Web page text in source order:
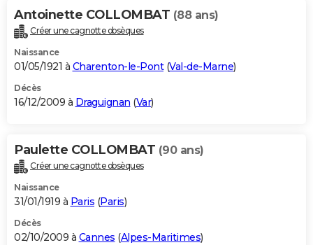
Antoinette COLLOMBAT (88 ans)
Créer une cagnotte obsèques
Naissance
01/05/1921 à Charenton-le-Pont(Val-de-Marne)
Décès
16/12/2009 à Draguignan (Var)
Paulette COLLOMBAT (90 ans)
Créer une cagnotte obsèques
Naissance
31/01/1919 à Paris (Paris)
Décès
02/10/2009 à Cannes (Alpes-Maritimes)